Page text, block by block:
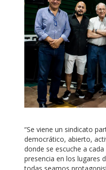
“Se viene un sindicato
democrático, abierto,
donde se escuche a
presencia en los lugares